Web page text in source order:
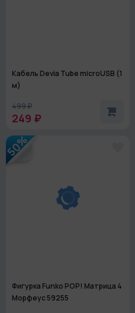
Кабель Devia Tube microUSB (1
м)
499 ₽
249 ₽
50%
Фигурка Funko POP! Матрица 4
Морфеус 59255